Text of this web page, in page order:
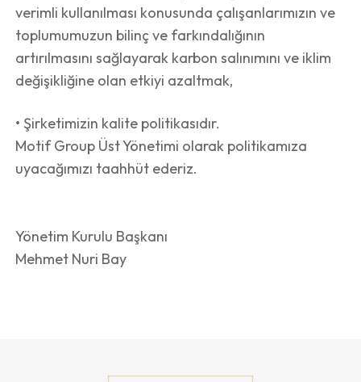
verimli kullanılması konusunda çalışanlarımızın ve
toplumumuzun bilinç ve farkındalığının
artırılmasını sağlayarak karbon salınımını ve iklim
değişikliğine olan etkiyi azaltmak,
• Şirketimizin kalite politikasıdır.
Motif Group Üst Yönetimi olarak politikamıza
uyacağımızı taahhüt ederiz.
Yönetim Kurulu Başkanı
Mehmet Nuri Bay